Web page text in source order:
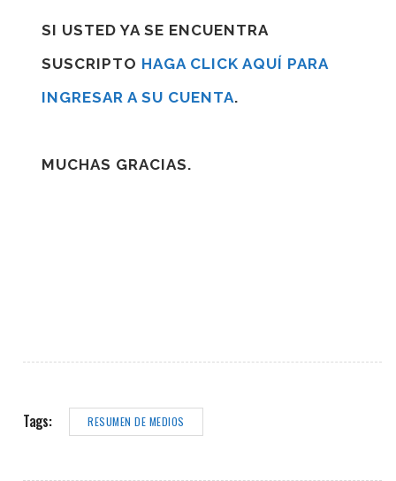
SI USTED YA SE ENCUENTRA
SUSCRIPTO HAGA CLICK AQUÍ PARA
INGRESAR A SU CUENTA.
MUCHAS GRACIAS.
Tags: RESUMEN DE MEDIOS